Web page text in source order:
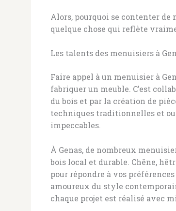
Alors, pourquoi se contenter de
quelque chose qui reflète
Les talents des menuisiers à
Faire appel à un menuisier à
fabriquer un meuble. C’est
du bois et par la création de
techniques traditionnelles et
impeccables.
À Genas, de nombreux
bois local et durable. Chêne,
pour répondre à vos
amoureux du style
chaque projet est réalisé avec